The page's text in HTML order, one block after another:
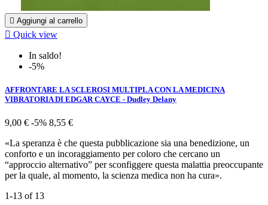
 Aggiungi al carrello
 Quick view
In saldo!
-5%
AFFRONTARE LA SCLEROSI MULTIPLA CON LA MEDICINA
VIBRATORIA DI EDGAR CAYCE - Dudley Delany
9,00 € -5% 8,55 €
«La speranza è che questa pubblicazione sia una benedizione, un
conforto e un incoraggiamento per coloro che cercano un
“approccio alternativo” per sconfiggere questa malattia preoccupante
per la quale, al momento, la scienza medica non ha cura».
1-13 of 13